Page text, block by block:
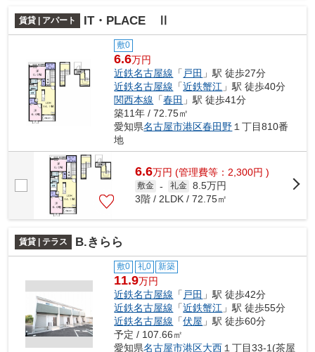
賃貸 | アパート IT・PLACE Ⅱ
敷0
6.6万円
近鉄名古屋線 「 戸田 」駅 徒歩27分
近鉄名古屋線 「近鉄蟹江 」駅 徒歩40分
関西本線 「春田 」駅 徒歩41分
築11年 / 72.75㎡
愛知県名古屋市港区春田野 １丁目810番
地
6.6万円 (管理費等：2,300円 )
敷金 - 礼金 8.5万円
3階 / 2LDK / 72.75㎡
賃貸 | テラス B.きらら
敷0 礼0 新築
11.9万円
近鉄名古屋線 「 戸田 」駅 徒歩42分
近鉄名古屋線 「近鉄蟹江 」駅 徒歩55分
近鉄名古屋線 「伏屋 」駅 徒歩60分
予定 / 107.66㎡
愛知県名古屋市港区大西 １丁目33-1(茶屋